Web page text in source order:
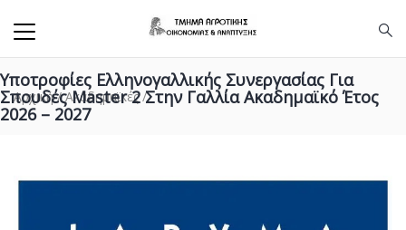
Υποτροφίες Ελληνογαλλικής Συνεργασίας Για
Σπουδές Master 2 Στην Γαλλία Ακαδημαϊκό Έτος
2026 – 2027
Αρχική/ Ακαδημαϊκές/